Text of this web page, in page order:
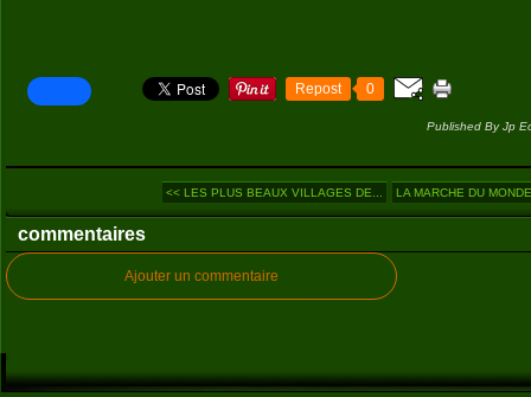
Repost 0
Published By Jp
<< LES PLUS BEAUX VILLAGES DE... LA MARCHE DU
commentaires
Ajouter un commentaire